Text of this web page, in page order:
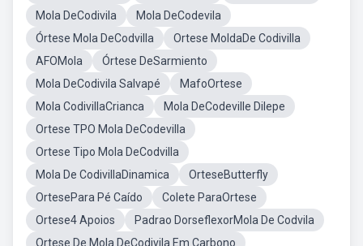
Mola DeCodivila
Mola DeCodevila
Órtese Mola DeCodvilla
Ortese MoldaDe Codivilla
AFOMola
Órtese DeSarmiento
Mola DeCodivila Salvapé
MafoOrtese
Mola CodivillaCrianca
Mola DeCodeville Dilepe
Ortese TPO Mola DeCodevilla
Ortese Tipo Mola DeCodvilla
Mola De CodivillaDinamica
OrteseButterfly
OrtesePara Pé Caído
Colete ParaOrtese
Ortese4 Apoios
Padrao DorseflexorMola De Codvila
Ortese De Mola DeCodivila Em Carbono